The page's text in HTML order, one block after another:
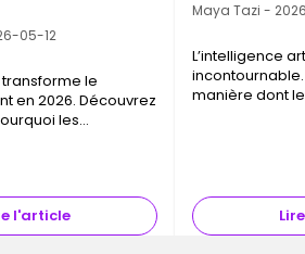
05-12
le
en 2026. Découvrez
les
l'article
Maya Tazi -
L’intelligence
manière dont